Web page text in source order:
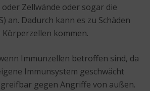
Zellwände oder sogar die
an. Dadurch kann es zu Schäden
kommen.
Immunzellen betroffen sind, da
Immunsystem geschwächt
gegen Angriffe von außen.